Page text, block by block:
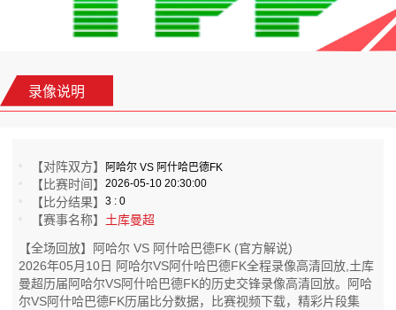
录像说明
【对阵双方】 阿哈尔 VS 阿什哈巴德FK
【比赛时间】2026-05-10 20:30:00
【比分结果】3 : 0
【赛事名称】 土库曼超
【全场回放】阿哈尔 VS 阿什哈巴德FK (官方解说)
2026年05月10日 阿哈尔VS阿什哈巴德FK全程录像高清回放,土库
曼超历届阿哈尔VS阿什哈巴德FK的历史交锋录像高清回放。阿哈
尔VS阿什哈巴德FK历届比分数据，比赛视频下载，精彩片段集